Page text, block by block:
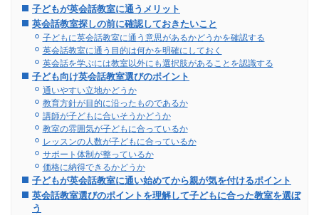
子どもが英会話教室に通うメリット
英会話教室探しの前に確認しておきたいこと
子どもに英会話教室に通う意思があるかどうかを確認する
英会話教室に通う目的は何かを明確にしておく
英会話を学ぶには教室以外にも選択肢があることを認識する
子ども向け英会話教室選びのポイント
通いやすい立地かどうか
教育方針が目的に沿ったものであるか
講師が子どもに合いそうかどうか
教室の雰囲気が子どもに合っているか
レッスンの人数が子どもに合っているか
サポート体制が整っているか
価格に納得できるかどうか
子どもが英会話教室に通い始めてから親が気を付けるポイント
英会話教室選びのポイントを理解して子どもに合った教室を選ぼ
う